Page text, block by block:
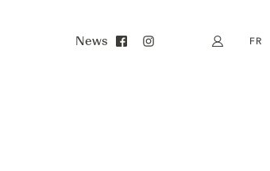
News Mon FR